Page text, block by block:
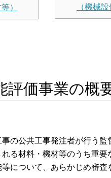
）
（機械
評価事業の概
の公共工事発注者が行う監
る材料・機材等のうち重要
について、あらかじめ審査